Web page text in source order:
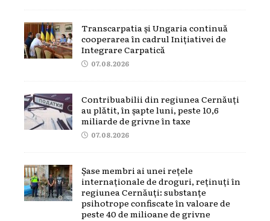
Transcarpatia și Ungaria continuă
cooperarea în cadrul Inițiativei de
Integrare Carpatică
07.08.2026
Contribuabilii din regiunea Cernăuți
au plătit, în șapte luni, peste 10,6
miliarde de grivne în taxe
07.08.2026
Șase membri ai unei rețele
internaționale de droguri, reținuți în
regiunea Cernăuți: substanțe
psihotrope confiscate în valoare de
peste 40 de milioane de grivne